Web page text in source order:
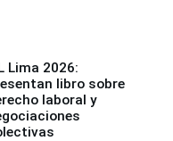
Lima 2026:
libro sobre
laboral y